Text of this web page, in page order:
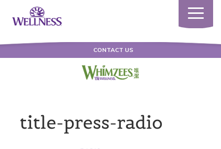
Toggle
CONTACT US
title-press-radio